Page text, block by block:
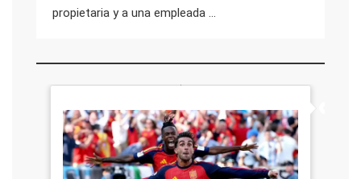
propietaria y a una empleada ...